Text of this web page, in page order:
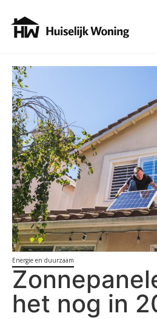
Energie en duurzaam
het nog in